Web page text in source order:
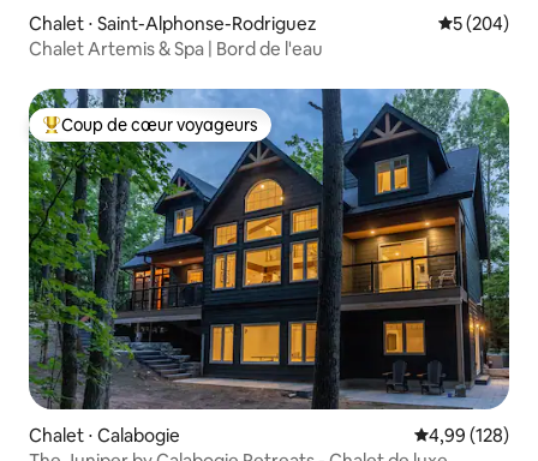
Chalet ⋅ Saint-Alphonse-Rodriguez Évaluation
5 (204)
Chalet Artemis & Spa | Bord de l'eau
Coups de cœur voyageurs les plus appréciés
Coup de cœur voyageurs
Chalet ⋅ Calabogie Évaluation
4,99 (128)